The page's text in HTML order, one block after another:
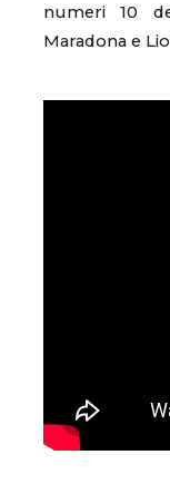
numeri 10
Maradona e